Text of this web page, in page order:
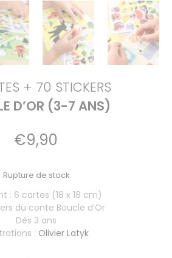
+ 70 STICKERS
D’OR (3-7 ANS)
€9,90
Rupture de stock
: 6 cartes (18 x 18 cm)
du conte Boucle d’Or
Dès 3 ans
: Olivier Latyk